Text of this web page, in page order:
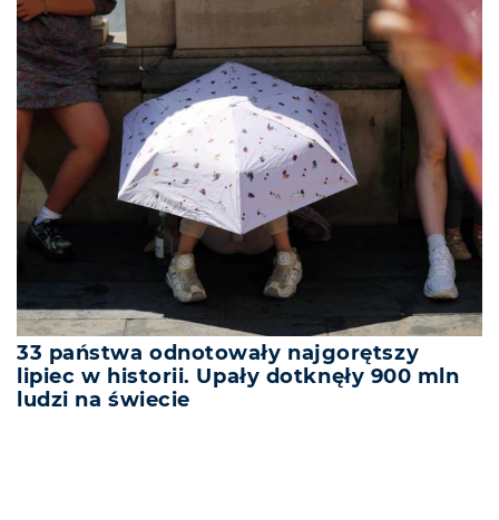
33 państwa odnotowały najgorętszy
lipiec w historii. Upały dotknęły 900 mln
ludzi na świecie